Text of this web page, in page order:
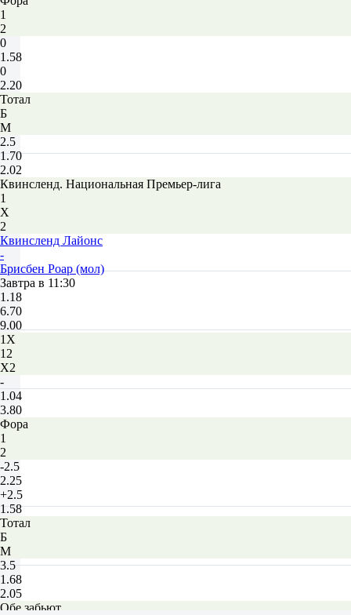
1
2
0
1.58
0
2.20
Тотал
Б
М
2.5
1.70
2.02
Квинсленд. Национальная Премьер-лига
1
Х
2
Квинсленд Лайонc
-
Брисбен Роар (мол)
Завтра в 11:30
1.18
6.70
9.00
1X
12
X2
-
1.04
3.80
Фора
1
2
-2.5
2.25
+2.5
1.58
Тотал
Б
М
3.5
1.68
2.05
Обе забьют